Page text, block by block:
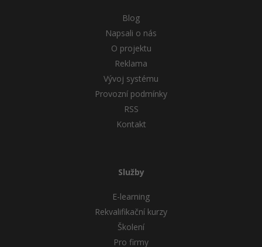
Blog
Napsali o nás
O projektu
Reklama
Vývoj systému
Provozní podmínky
RSS
Kontakt
Služby
E-learning
Rekvalifikační kurzy
Školení
Pro firmy